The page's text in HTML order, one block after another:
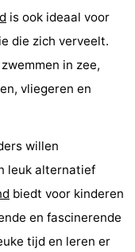
is ook ideaal voor
die zich verveelt.
in zee,
vliegeren en
willen
leuk alternatief
biedt voor kinderen
en fascinerende
tijd en leren er